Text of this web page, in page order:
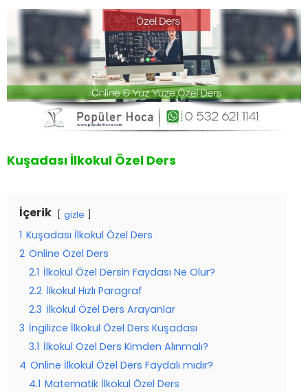
Kuşadası İlkokul Özel Ders
İçerik gizle
1 Kuşadası İlkokul Özel Ders
2 Online Özel Ders
2.1 İlkokul Özel Dersin Faydası Ne Olur?
2.2 İlkokul Hızlı Paragraf
2.3 İlkokul Özel Ders Arayanlar
3 İngilizce İlkokul Özel Ders Kuşadası
3.1 İlkokul Özel Ders Kimden Alınmalı?
4 Online İlkokul Özel Ders Faydalı mıdır?
4.1 Matematik İlkokul Özel Ders